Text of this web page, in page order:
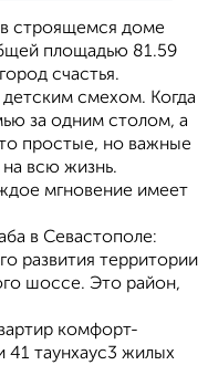
в строящемся доме
площадью 81.59
счастья.
смехом. Когда
за одним столом, а
простые, но важные
всю жизнь.
мгновение имеет
в Севастополе:
развития территории
шоссе. Это район,
комфорт-
41 таунхаус3 жилых